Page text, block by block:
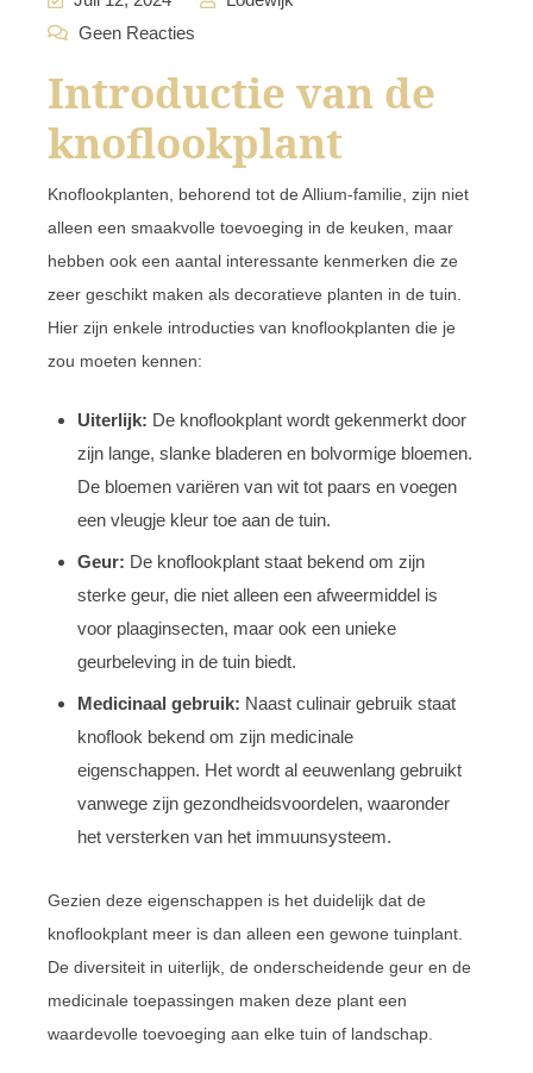
Geen Reacties
Introductie van de
knoflookplant
Knoflookplanten, behorend tot de Allium-familie, zijn niet
alleen een smaakvolle toevoeging in de keuken, maar
hebben ook een aantal interessante kenmerken die ze
zeer geschikt maken als decoratieve planten in de tuin.
Hier zijn enkele introducties van knoflookplanten die je
zou moeten kennen:
Uiterlijk: De knoflookplant wordt gekenmerkt door
zijn lange, slanke bladeren en bolvormige bloemen.
De bloemen variëren van wit tot paars en voegen
een vleugje kleur toe aan de tuin.
Geur: De knoflookplant staat bekend om zijn
sterke geur, die niet alleen een afweermiddel is
voor plaaginsecten, maar ook een unieke
geurbeleving in de tuin biedt.
Medicinaal gebruik: Naast culinair gebruik staat
knoflook bekend om zijn medicinale
eigenschappen. Het wordt al eeuwenlang gebruikt
vanwege zijn gezondheidsvoordelen, waaronder
het versterken van het immuunsysteem.
Gezien deze eigenschappen is het duidelijk dat de
knoflookplant meer is dan alleen een gewone tuinplant.
De diversiteit in uiterlijk, de onderscheidende geur en de
medicinale toepassingen maken deze plant een
waardevolle toevoeging aan elke tuin of landschap.